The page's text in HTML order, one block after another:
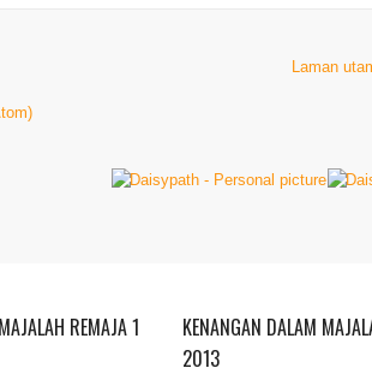
Laman
REMAJA 1
KENANGAN DALAM
2013